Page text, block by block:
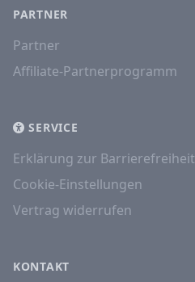
PARTNER
Partner
Affiliate-Partnerprogramm
SERVICE
Erklärung zur Barrierefreiheit
Cookie-Einstellungen
Vertrag widerrufen
KONTAKT